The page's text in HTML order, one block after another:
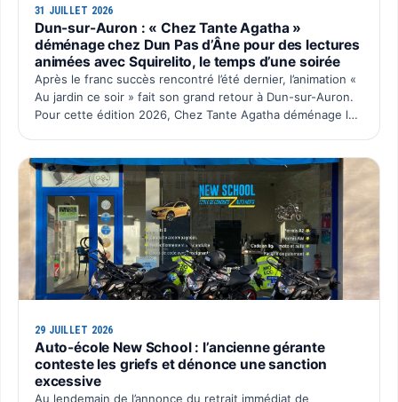
31 JUILLET 2026
Dun-sur-Auron : « Chez Tante Agatha »
déménage chez Dun Pas d’Âne pour des lectures
animées avec Squirelito, le temps d’une soirée
Après le franc succès rencontré l’été dernier, l’animation «
Au jardin ce soir » fait son grand retour à Dun-sur-Auron.
Pour cette édition 2026, Chez Tante Agatha déménage le
29 JUILLET 2026
Auto-école New School : l’ancienne gérante
conteste les griefs et dénonce une sanction
excessive
Au lendemain de l’annonce du retrait immédiat de